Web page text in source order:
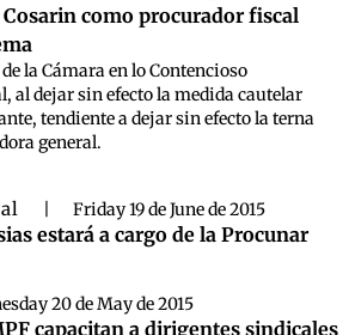
como procurador fiscal
la Cámara en lo Contencioso
al dejar sin efecto la medida cautelar
tendiente a dejar sin efecto la terna
general.
Friday 19 de June de 2015
estará a cargo de la Procunar
20 de May de 2015
capacitan a dirigentes sindicales